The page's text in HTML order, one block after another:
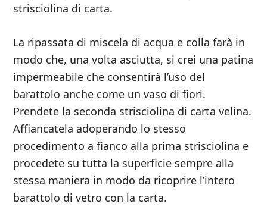
strisciolina di carta.
La ripassata di miscela di acqua e colla farà in
modo che, una volta asciutta, si crei una patina
impermeabile che consentirà l’uso del
barattolo anche come un vaso di fiori.
Prendete la seconda strisciolina di carta velina.
Affiancatela adoperando lo stesso
procedimento a fianco alla prima strisciolina e
procedete su tutta la superficie sempre alla
stessa maniera in modo da ricoprire l’intero
barattolo di vetro con la carta.